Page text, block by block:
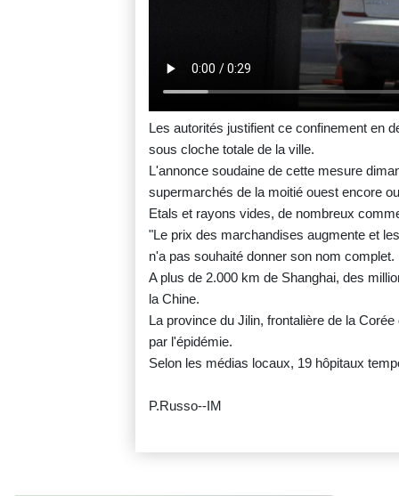
Les autorités justifient ce confinement en
sous cloche totale de la ville.
L'annonce soudaine de cette mesure
supermarchés de la moitié ouest encore
Etals et rayons vides, de nombreux
"Le prix des marchandises augmente et
n'a pas souhaité donner son nom complet.
A plus de 2.000 km de Shanghai, des
la Chine.
La province du Jilin, frontalière de la
par l'épidémie.
Selon les médias locaux, 19 hôpitaux
P.Russo--IM